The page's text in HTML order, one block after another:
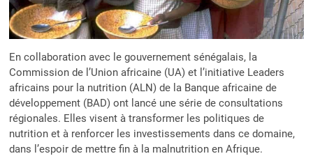
En collaboration avec le gouvernement sénégalais, la
Commission de l’Union africaine (UA) et l’initiative Leaders
africains pour la nutrition (ALN) de la Banque africaine de
développement (BAD) ont lancé une série de consultations
régionales. Elles visent à transformer les politiques de
nutrition et à renforcer les investissements dans ce domaine,
dans l’espoir de mettre fin à la malnutrition en Afrique.